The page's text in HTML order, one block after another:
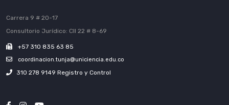
Carrera 9 # 20-17
Consultorio Jurídico: Cll 22 # 8-69
+57 310 835 63 85
coordinacion.tunja@uniciencia.edu.co
310 278 9149 Registro y Control